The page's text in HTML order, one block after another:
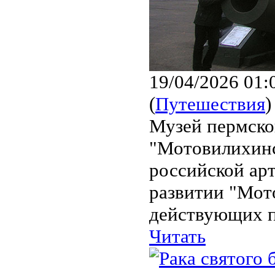
19/04/2026
(Путешествия)
Музей
российской
развитии
действующих
Читать